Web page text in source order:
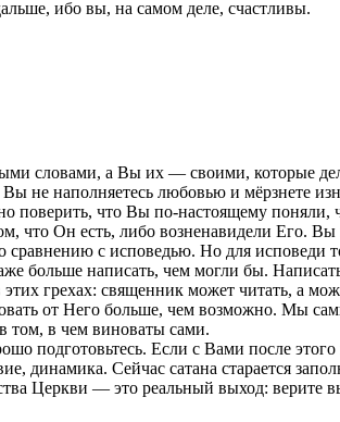
ибо вы, на самом деле, счастливы.
словами, а Вы их — своими, которые
наполняетесь любовью и мёрзнете
поверить, что Вы по-настоящему поняли,
что Он есть, либо возненавидели Его.
с исповедью. Но для исповеди
больше написать, чем могли бы.
грехах: священник может читать, а
от Него больше, чем возможно. Мы
том, в чем виноваты сами.
подготовьтесь. Если с Вами после
динамика. Сейчас сатана старается
Церкви — это реальный выход: верите